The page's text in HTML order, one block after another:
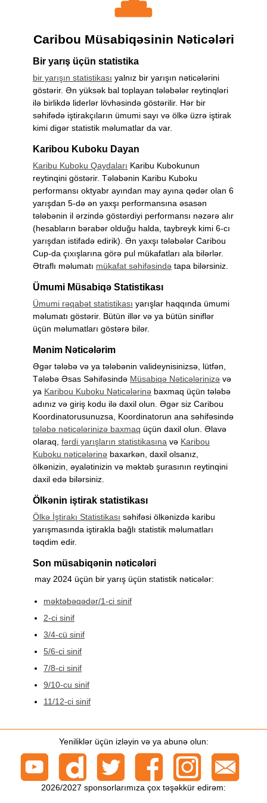
Caribou Müsabiqəsinin Nəticələri
Bir yarış üçün statistika
bir yarışın statistikası yalnız bir yarışın nəticələrini
göstərir. Ən yüksək bal toplayan tələbələr reytinqləri
ilə birlikdə liderlər lövhəsində göstərilir. Hər bir
səhifədə iştirakçıların ümumi sayı və ölkə üzrə iştirak
kimi digər statistik məlumatlar da var.
Karibou Kuboku Dayan
Karibu Kuboku Qaydaları Karibu Kubokunun
reytinqini göstərir. Tələbənin Karibu Kuboku
performansı oktyabr ayından may ayına qədər olan 6
yarışdan 5-də ən yaxşı performansına əsasən
tələbənin il ərzində göstərdiyi performansı nəzərə alır
(hesabların bərabər olduğu halda, taybreyk kimi 6-cı
yarışdan istifadə edirik). Ən yaxşı tələbələr Caribou
Cup-da çıxışlarına görə pul mükafatları ala bilərlər.
Ətraflı məlumatı mükafat səhifəsində tapa bilərsiniz.
Ümumi Müsabiqə Statistikası
Ümumi rəqabət statistikası yarışlar haqqında ümumi
məlumatı göstərir. Bütün illər və ya bütün siniflər
üçün məlumatları göstərə bilər.
Mənim Nəticələrim
Əgər tələbə və ya tələbənin valideynisinizsə, lütfən,
Tələbə Əsas Səhifəsində Müsabiqə Nəticələrinizə və
ya Karibou Kuboku Nəticələrinə baxmaq üçün tələbə
adınız və giriş kodu ilə daxil olun. Əgər siz Caribou
Koordinatorusunuzsa, Koordinatorun ana səhifəsində
tələbə nəticələrinizə baxmaq üçün daxil olun. Əlavə
olaraq, fərdi yarışların statistikasına və Karibou
Kuboku nəticələrinə baxarkən, daxil olsanız,
ölkənizin, əyalətinizin və məktəb şurasının reytinqini
daxil edə bilərsiniz.
Ölkənin iştirak statistikası
Ölkə İştirakı Statistikası səhifəsi ölkənizdə karibu
yarışmasında iştirakla bağlı statistik məlumatları
təqdim edir.
Son müsabiqənin nəticələri
may 2024 üçün bir yarış üçün statistik nəticələr:
məktəbəqədər/1-ci sinif
2-ci sinif
3/4-cü sinif
5/6-ci sinif
7/8-ci sinif
9/10-cu sinif
11/12-ci sinif
Yeniliklər üçün izləyin və ya abunə olun:
2026/2027 sponsorlarımıza çox təşəkkür edirəm: